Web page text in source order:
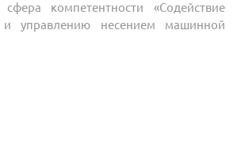
сфера компетентности «Содействие
управлению несением машинной